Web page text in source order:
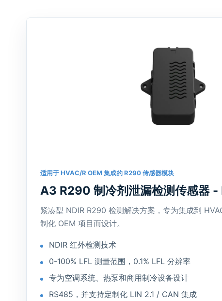
适用于 HVAC/R OEM 集成的 R290 传感器模块
A3 R290 制冷剂泄漏检测传感器 -
紧凑型 NDIR R290 检测解决方案，专为集成到
制化 OEM 项目而设计。
NDIR 红外检测技术
0-100% LFL 测量范围，0.1% LFL 分辨率
专为空调系统、热泵和商用制冷设备设计
RS485，并支持定制化 LIN 2.1 / CAN 集成